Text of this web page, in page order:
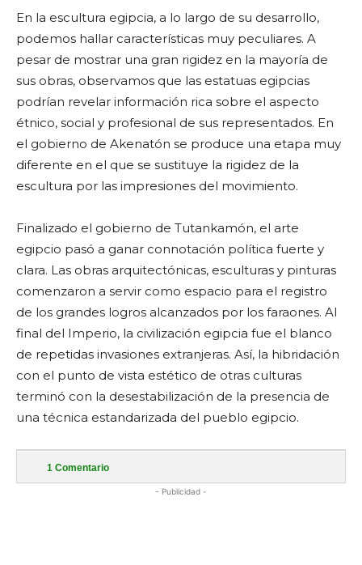
En la escultura egipcia, a lo largo de su desarrollo,
podemos hallar características muy peculiares. A
pesar de mostrar una gran rigidez en la mayoría de
sus obras, observamos que las estatuas egipcias
podrían revelar información rica sobre el aspecto
étnico, social y profesional de sus representados. En
el gobierno de Akenatón se produce una etapa muy
diferente en el que se sustituye la rigidez de la
escultura por las impresiones del movimiento.
Finalizado el gobierno de Tutankamón, el arte
egipcio pasó a ganar connotación política fuerte y
clara. Las obras arquitectónicas, esculturas y pinturas
comenzaron a servir como espacio para el registro
de los grandes logros alcanzados por los faraones. Al
final del Imperio, la civilización egipcia fue el blanco
de repetidas invasiones extranjeras. Así, la hibridación
con el punto de vista estético de otras culturas
terminó con la desestabilización de la presencia de
una técnica estandarizada del pueblo egipcio.
1 Comentario
- Publicidad -